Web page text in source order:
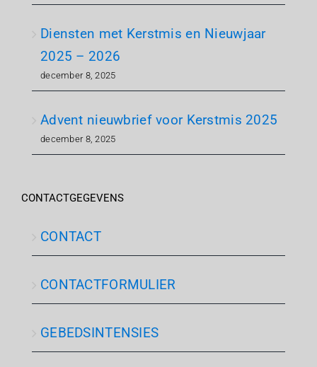
Diensten met Kerstmis en Nieuwjaar
2025 – 2026
december 8, 2025
Advent nieuwbrief voor Kerstmis 2025
december 8, 2025
CONTACTGEGEVENS
CONTACT
CONTACTFORMULIER
GEBEDSINTENSIES